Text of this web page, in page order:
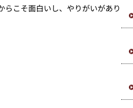
らこそ面白いし、やりがいがあり